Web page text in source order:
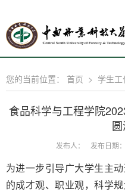
您的当前位置： 首页 > 学生工
食品科学与工程学院
发布人： 发布日期
为进一步引导广大学生主
的成才观、职业观，科学